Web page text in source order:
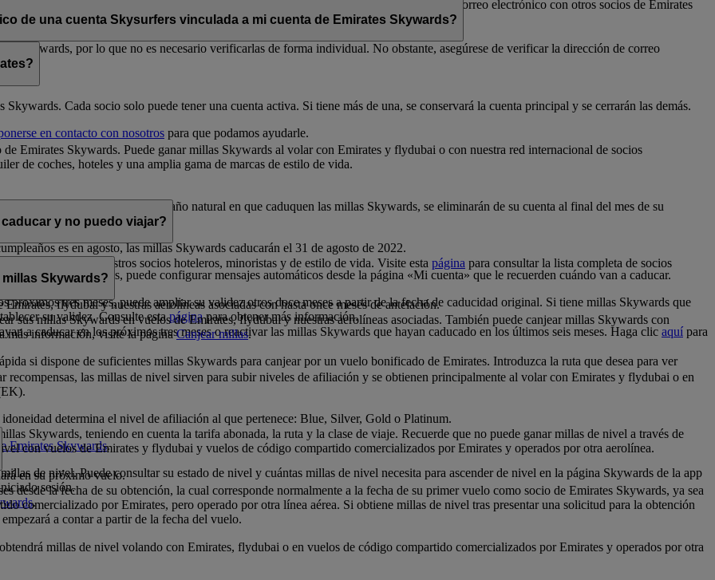
a direcciones de correo electrónico que no estén en uso. Si comparte su dirección de correo electrónico con otros socios de Emirates
Póngase en contacto con nosotrospara obtener ayuda.
de una cuenta Skysurfers vinculada a mi cuenta de Emirates Skywards?
Skywards, por lo que no es necesario verificarlas de forma individual. No obstante, asegúrese de verificar la dirección de correo
Skywards. Cada socio solo puede tener una cuenta activa. Si tiene más de una, se conservará la cuenta principal y se cerrarán las demás.
en contacto con nosotros para que podamos ayudarle.
de Emirates Skywards. Puede ganar millas Skywards al volar con Emirates y flydubai o con nuestra red internacional de socios
de coches, hoteles y una amplia gama de marcas de estilo de vida.
fecha en que se obtienen. En el año natural en que caduquen las millas Skywards, se eliminarán de su cuenta al final del mes de su
es en agosto, las millas Skywards caducarán el 31 de agosto de 2022.
próximos doce meses, puede configurar mensajes automáticos desde la página «Mi cuenta» que le recuerden cuándo van a caducar.
próximos tres meses, puede ampliar su validez otros doce meses a partir de la fecha de caducidad original. Si tiene millas Skywards que
su validez. Consulte estapáginapara obtener más información.
y no puedo viajar?
en premios con nuestros socios hoteleros, minoristas y de estilo de vida. Visite esta página para consultar la lista completa de socios
flydubai y nuestras aerolíneas asociadas con hasta once meses de antelación.
a caducar en los próximos tres meses o reactivar las millas Skywards que hayan caducado en los últimos seis meses. Haga clic aquí para
Skywards?
sus millas Skywards en vuelos de Emirates, flydubai y nuestras aerolíneas asociadas. También puede canjear millas Skywards con
más información, visite la páginaCanjear millas.
si dispone de suficientes millas Skywards para canjear por un vuelo bonificado de Emirates. Introduzca la ruta que desea para ver
recompensas, las millas de nivel sirven para subir niveles de afiliación y se obtienen principalmente al volar con Emirates y flydubai o en
determina el nivel de afiliación al que pertenece: Blue, Silver, Gold o Platinum.
Emirates Skywards.
de nivel. Puede consultar su estado de nivel y cuántas millas de nivel necesita para ascender de nivel en la página Skywards de la app
sesión.
Skywards, teniendo en cuenta la tarifa abonada, la ruta y la clase de viaje. Recuerde que no puede ganar millas de nivel a través de
con vuelos de Emirates y flydubai y vuelos de código compartido comercializados por Emirates y operados por otra aerolínea.
en su próximo vuelo.
.
desde la fecha de su obtención, la cual corresponde normalmente a la fecha de su primer vuelo como socio de Emirates Skywards, ya sea
comercializado por Emirates, pero operado por otra línea aérea. Si obtiene millas de nivel tras presentar una solicitud para la obtención
a contar a partir de la fecha del vuelo.
millas de nivel volando con Emirates, flydubai o en vuelos de código compartido comercializados por Emirates y operados por otra